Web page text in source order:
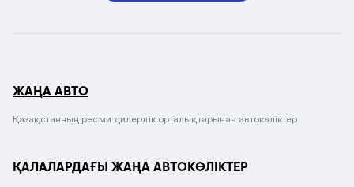
ЖАҢА АВТО
Қазақстанның ресми дилерлік орталықтарынан автокөліктер
ҚАЛАЛАРДАҒЫ ЖАҢА АВТОКӨЛІКТЕР